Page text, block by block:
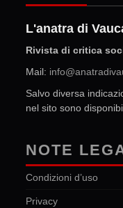
L'anatra di
Rivista di critica
Mail:
Salvo diversa
nel sito sono
NOTE
Condizioni d’uso
Privacy